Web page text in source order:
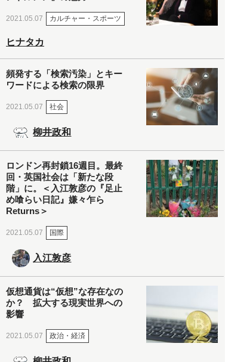
2021.05.07 カルチャー・スポーツ
ヒナタカ
頻発する「検索汚染」とキー
ワードによる検索の限界
2021.05.07 社会
柳井政和
ロンドン再封鎖16週目。最終
回・英国社会は「新たな段
階」に。＜入江敦彦の『足止
め喰らい日記』嫌々乍ら
Returns＞
2021.05.07 国際
入江敦彦
仮想通貨は“仮想”な存在なの
か？ 拡大する現実世界への
影響
2021.05.07 政治・経済